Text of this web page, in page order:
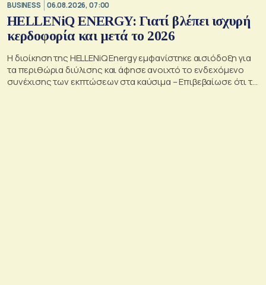
BUSINESS 06.08.2026, 07:00
HELLENiQ ENERGY: Γιατί βλέπει ισχυρή
κερδοφορία και μετά το 2026
Η διοίκηση της HELLENiQ Energy εμφανίστηκε αισιόδοξη για
τα περιθώρια διύλισης και άφησε ανοιχτό το ενδεχόμενο
συνέχισης των εκπτώσεων στα καύσιμα – Επιβεβαίωσε ότι το